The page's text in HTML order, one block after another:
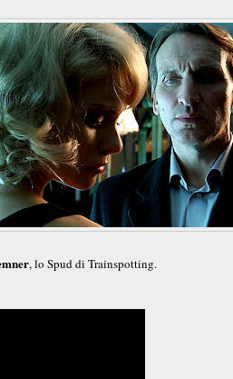
, lo Spud di Trainspotting.